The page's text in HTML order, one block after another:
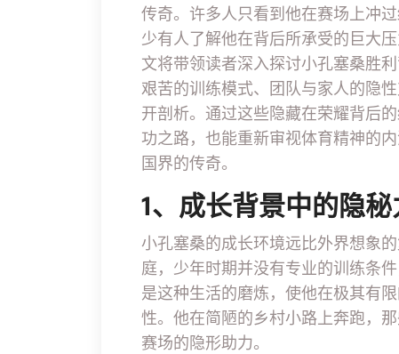
传奇。许多人只看到他在赛场上冲
少有人了解他在背后所承受的巨大
文将带领读者深入探讨小孔塞桑胜
艰苦的训练模式、团队与家人的隐
开剖析。通过这些隐藏在荣耀背后
功之路，也能重新审视体育精神的
国界的传奇。
1、成长背景中的隐
小孔塞桑的成长环境远比外界想象
庭，少年时期并没有专业的训练条
是这种生活的磨炼，使他在极其有
性。他在简陋的乡村小路上奔跑，
赛场的隐形助力。